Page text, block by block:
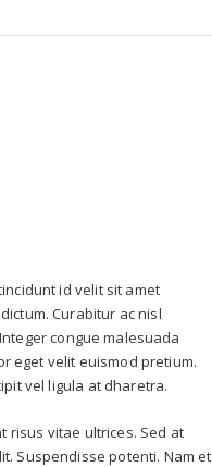
id velit sit amet
Curabitur ac nisl
congue malesuada
eget velit euismod pretium.
vel ligula at dharetra.
risus vitae ultrices. Sed at
Suspendisse potenti. Nam et